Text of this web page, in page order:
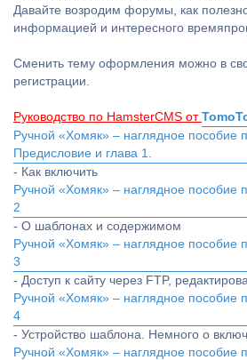
Давайте возродим форумы, как
информацией и интересного
Сменить тему оформления можно в
регистрации.
Руководство по HamsterCMS от
Ручной «Хомяк» – наглядное пособие
Предисловие и глава 1.
- Как включить
Ручной «Хомяк» – наглядное пособие
2
- О шаблонах и содержимом
Ручной «Хомяк» – наглядное пособие
3
- Доступ к сайту через FTP,
Ручной «Хомяк» – наглядное пособие
4
- Устройство шаблона. Немного о
Ручной «Хомяк» – наглядное пособие